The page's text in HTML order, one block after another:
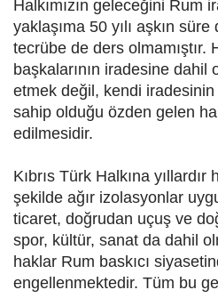
Halkımızın geleceğini Rum
yaklaşıma 50 yılı aşkın süre
tecrübe de ders olmamıştır.
başkalarının iradesine dahil
etmek değil, kendi iradesinin
sahip olduğu özden gelen
edilmesidir.
Kıbrıs Türk Halkına
şekilde ağır izolasyonlar
ticaret, doğrudan uçuş ve
spor, kültür, sanat da dahil
haklar Rum baskıcı
engellenmektedir. Tüm bu